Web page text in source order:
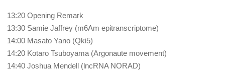
13:20 Opening Remark
13:30 Samie Jaffrey (m6Am epitranscriptome)
14:00 Masato Yano (Qki5)
14:20 Kotaro Tsuboyama (Argonaute movement)
14:40 Joshua Mendell (lncRNA NORAD)